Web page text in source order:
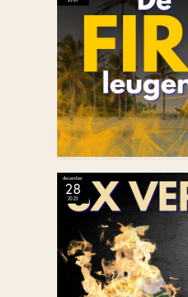
december
28
2025